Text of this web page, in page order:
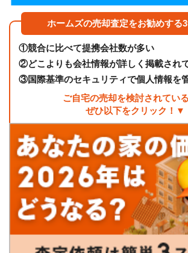
ホームズの売却査定をお勧めする
①競合に比べて提携会社数が多い
②どこよりも会社情報が詳しく掲載され
③国際基準のセキュリティで個人情報を
ご自宅の売却を検討されてい
ぜひ以下をクリック！▼